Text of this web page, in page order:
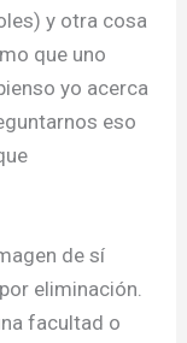
y otra cosa
que uno
yo acerca
eso
de sí
eliminación.
facultad o